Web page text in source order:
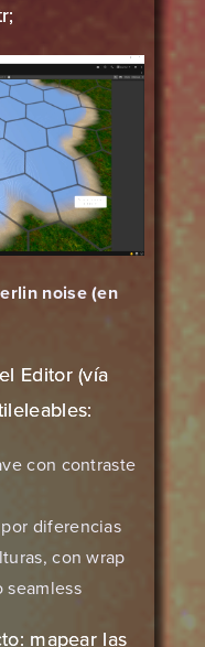
noise (en
Editor (vía
con contraste
diferencias
con wrap
seamless
mapear las